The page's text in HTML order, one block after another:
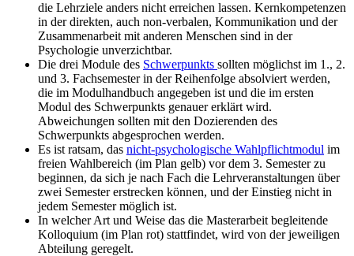
die Lehrziele anders nicht erreichen lassen. Kernkompetenzen
in der direkten, auch non-verbalen, Kommunikation und der
Zusammenarbeit mit anderen Menschen sind in der
Psychologie unverzichtbar.
Die drei Module des Schwerpunkts sollten möglichst im 1., 2.
und 3. Fachsemester in der Reihenfolge absolviert werden,
die im Modulhandbuch angegeben ist und die im ersten
Modul des Schwerpunkts genauer erklärt wird.
Abweichungen sollten mit den Dozierenden des
Schwerpunkts abgesprochen werden.
Es ist ratsam, das nicht-psychologische Wahlpflichtmodul im
freien Wahlbereich (im Plan gelb) vor dem 3. Semester zu
beginnen, da sich je nach Fach die Lehrveranstaltungen über
zwei Semester erstrecken können, und der Einstieg nicht in
jedem Semester möglich ist.
In welcher Art und Weise das die Masterarbeit begleitende
Kolloquium (im Plan rot) stattfindet, wird von der jeweiligen
Abteilung geregelt.